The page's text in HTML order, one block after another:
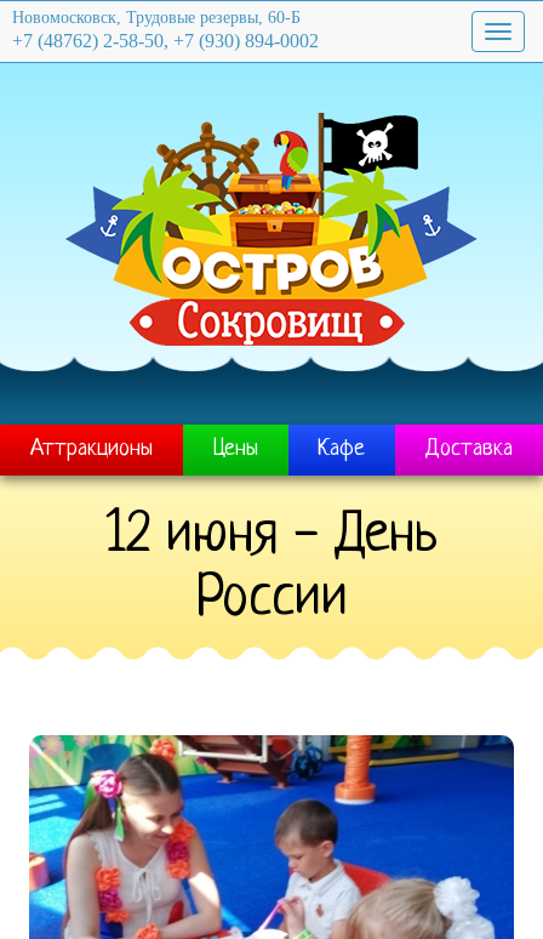
Новомосковск, Трудовые резервы, 60-Б
+7 (48762) 2-58-50, +7 (930) 894-0002
Аттракционы Цены Кафе Доставка
12 июня - День
России